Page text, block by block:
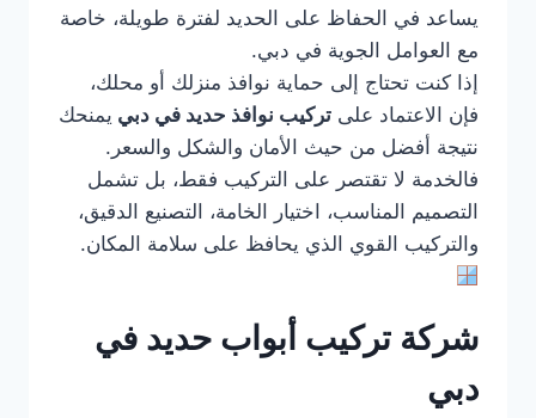
يساعد في الحفاظ على الحديد لفترة طويلة، خاصة
مع العوامل الجوية في دبي.
إذا كنت تحتاج إلى حماية نوافذ منزلك أو محلك،
فإن الاعتماد على تركيب نوافذ حديد في دبي يمنحك
نتيجة أفضل من حيث الأمان والشكل والسعر.
فالخدمة لا تقتصر على التركيب فقط، بل تشمل
التصميم المناسب، اختيار الخامة، التصنيع الدقيق،
والتركيب القوي الذي يحافظ على سلامة المكان.
شركة تركيب أبواب حديد في
دبي